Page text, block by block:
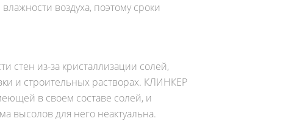
воздуха, поэтому сроки
стен из-за кристаллизации солей,
и строительных растворах. КЛИНКЕР
в своем составе солей, и
высолов для него неактуальна.